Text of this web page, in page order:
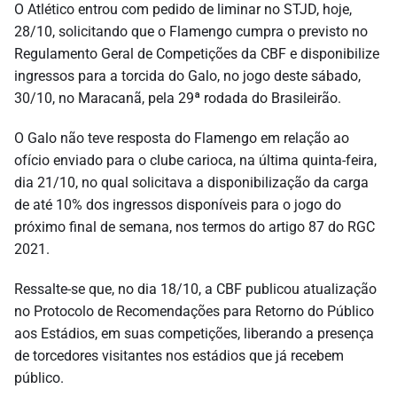
O Atlético entrou com pedido de liminar no STJD, hoje,
28/10, solicitando que o Flamengo cumpra o previsto no
Regulamento Geral de Competições da CBF e disponibilize
ingressos para a torcida do Galo, no jogo deste sábado,
30/10, no Maracanã, pela 29ª rodada do Brasileirão.
O Galo não teve resposta do Flamengo em relação ao
ofício enviado para o clube carioca, na última quinta-feira,
dia 21/10, no qual solicitava a disponibilização da carga
de até 10% dos ingressos disponíveis para o jogo do
próximo final de semana, nos termos do artigo 87 do RGC
2021.
Ressalte-se que, no dia 18/10, a CBF publicou atualização
no Protocolo de Recomendações para Retorno do Público
aos Estádios, em suas competições, liberando a presença
de torcedores visitantes nos estádios que já recebem
público.